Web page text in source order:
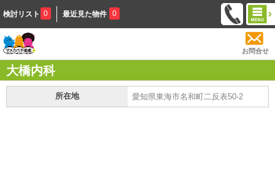
検討リスト 0 最近見た物件 0
お問合せ
大橋内科
所在地 愛知県東海市名和町二反表50-2